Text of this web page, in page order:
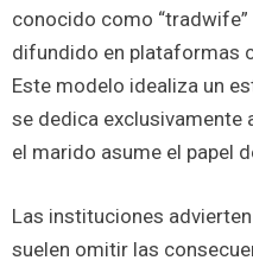
conocido como “tradwife”
difundido en plataformas
Este modelo idealiza un
se dedica exclusivamente
el marido asume el papel
Las instituciones
suelen omitir las